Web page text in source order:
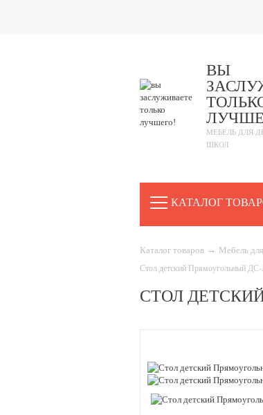
ВЫ
МЕБЕЛЬ ДЛЯ
ШКОЛ
КАТАЛОГ
Каталог товаров → Мебель
Стол детский Прямоугольный
СТОЛ